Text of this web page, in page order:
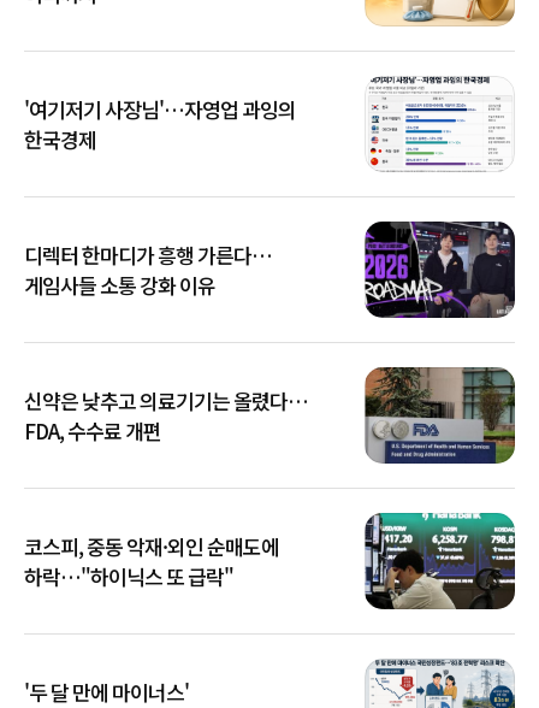
'여기저기 사장님'…자영업 과잉의
한국경제
디렉터 한마디가 흥행 가른다…
게임사들 소통 강화 이유
신약은 낮추고 의료기기는 올렸다…
FDA, 수수료 개편
코스피, 중동 악재·외인 순매도에
하락…"하이닉스 또 급락"
'두 달 만에 마이너스'